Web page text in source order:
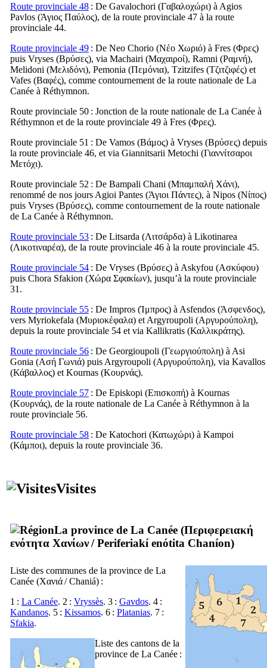
Route provinciale 48 : De Gavalochori (Γαβαλοχώρι) à Agios
Pavlos (Άγιος Παύλος), de la route provinciale 47 à la route
provinciale 44.
Route provinciale 49 : De Neo Chorio (Νέο Χωριό) à Fres (Φρες)
puis Vryses (Βρύσες), via Machairi (Μαχαιροί), Ramni (Ραμνή),
Melidoni (Μελιδόνι), Pemonia (Πεμόνια), Tzitzifes (Τζιτζιφές) et
Vafes (Βαφές), comme contournement de la route nationale de La
Canée à Réthymnon.
Route provinciale 50 : Jonction de la route nationale de La Canée à
Réthymnon et de la route provinciale 49 à Fres (Φρες).
Route provinciale 51 : De Vamos (Βάμος) à Vryses (Βρύσες) depuis
la route provinciale 46, et via Giannitsarii Metochi (Γιαννίτσαροι
Μετόχι).
Route provinciale 52 : De Bampali Chani (Μπαμπαλή Χάνι),
renommé de nos jours Agioi Pantes (Άγιοι Πάντες), à Nipos (Νίπος)
puis Vryses (Βρύσες), comme contournement de la route nationale
de La Canée à Réthymnon.
Route provinciale 53 : De Litsarda (Λιτσάρδα) à Likotinarea
(Λικοτιναρέα), de la route provinciale 46 à la route provinciale 45.
Route provinciale 54 : De Vryses (Βρύσες) à Askyfou (Ασκύφου)
puis Chora Sfakion (Χώρα Σφακίων), jusqu’à la route provinciale
31.
Route provinciale 55 : De Impros (Ίμπρος) à Asfendos (Άσφενδος),
vers Myriokefala (Μυριοκέφαλα) et Argyroupoli (Αργυρούπολη),
depuis la route provinciale 54 et via Kallikratis (Καλλικράτης).
Route provinciale 56 : De Georgioupoli (Γεωργιούπολη) à Asi
Gonia (Ασή Γωνιά) puis Argyroupoli (Αργυρούπολη), via Kavallos
(Κάβαλλος) et Kournas (Κουρνάς).
Route provinciale 57 : De Episkopi (Επισκοπή) à Kournas
(Κουρνάς), de la route nationale de La Canée à Réthymnon à la
route provinciale 56.
Route provinciale 58 : De Katochori (Κατωχώρι) à Kampoi
(Κάμποι), depuis la route provinciale 36.
Visites
La province de La Canée (Περιφερειακή
ενότητα Χανίων/Periferiakí enótita Chaníon)
Liste des communes de la province de La
Canée (Χανιά/Chaniá) :
1 : La Canée. 2 : Vryssès. 3 : Gavdos. 4 :
Kandanos. 5 : Kissamos. 6 : Platanias. 7 :
Sfakia.
Liste des cantons de la
province de La Canée :